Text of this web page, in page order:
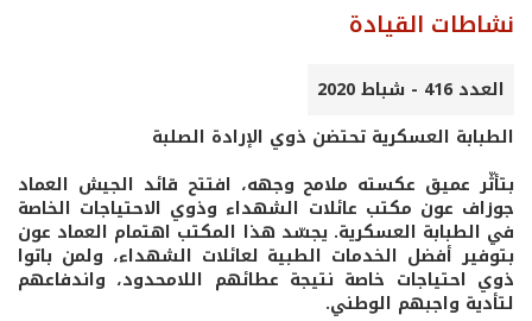
نشاطات القيادة
العدد 416 - شباط 2020
الطبابة العسكرية تحتضن ذوي الإرادة الصلبة
بتأثّر عميق عكسته ملامح وجهه، افتتح قائد الجيش العماد
جوزاف عون مكتب عائلات الشهداء وذوي الاحتياجات الخاصة
في الطبابة العسكرية. يجسّد هذا المكتب اهتمام العماد عون
بتوفير أفضل الخدمات الطبية لعائلات الشهداء، ولمن باتوا
ذوي احتياجات خاصة نتيجة عطائهم اللامحدود، واندفاعهم
لتأدية واجبهم الوطني.